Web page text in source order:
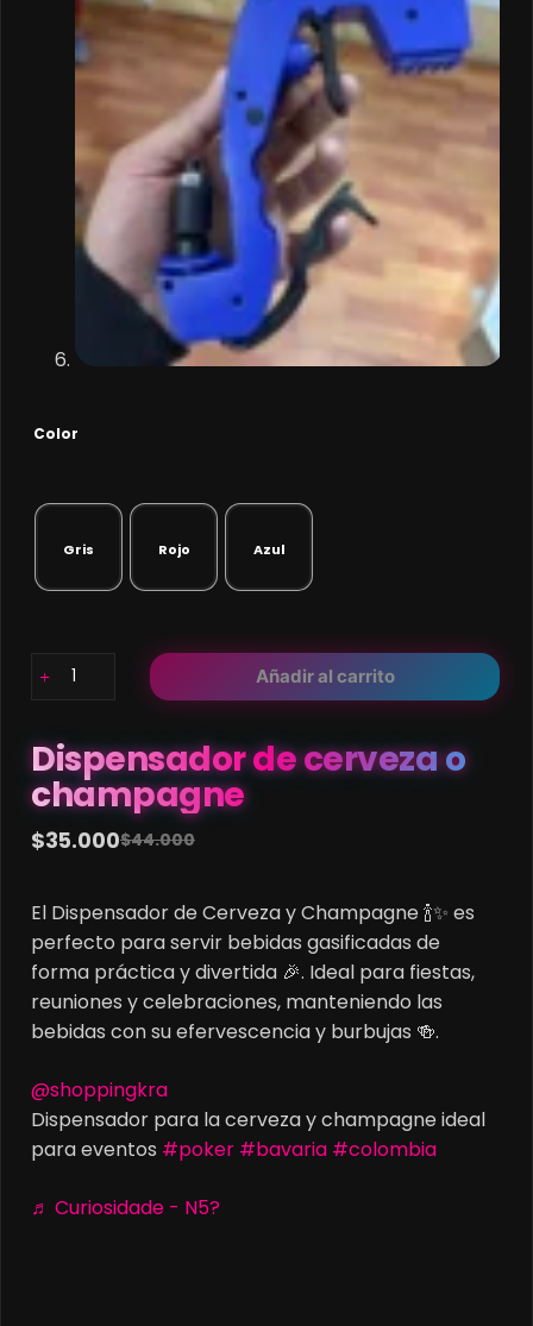
Color
Gris Rojo Azul
Dispensador
o
champagne
cantidad
Añadir al carrito
Dispensador de cerveza o
champagne
$44.000
Original
was:
$44.000.
$35.000Current
is:
$35.000.
El Dispensador de Cerveza y Champagne 🍾✨ es
perfecto para servir bebidas gasificadas de
forma práctica y divertida 🎉. Ideal para fiestas,
reuniones y celebraciones, manteniendo las
bebidas con su efervescencia y burbujas 🍻.
@shoppingkra
Dispensador para la cerveza y champagne ideal
para eventos #poker #bavaria #colombia
♬ Curiosidade - N5?